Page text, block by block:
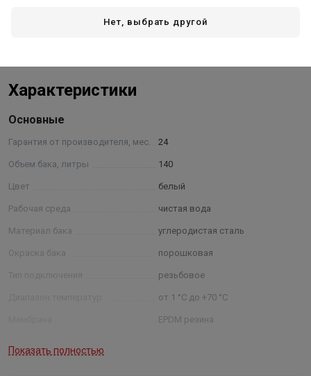
Мембрана: EPDM
Характеристики
Основные
Гарантия от производителя, мес. 24
Объем бака, литры 140
Цвет белый
Рабочая среда чистая вода
Материал бака углеродистая сталь
Окраска бака порошковая
Тип подключения резьбовое
от 1 °С до +70 °С
EPDM резина
Показать полностью
Нет, выбрать другой